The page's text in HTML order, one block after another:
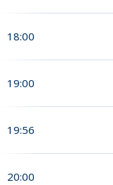
18:00
19:00
19:56
20:00